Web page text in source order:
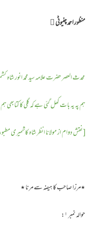
منظور احمد چنیوٹی ﷫
محدث العصر حضرت علامہ سید محمد انور
ہم پہ یہ بات کھل گئی ہے کہ گلی کا
[ نقش دوام از مولانا انظر شاہ کاشمیری
٭مرزا صاحب کا ہیضہ سے مرنا ٭
حوالہ نمبر ۱: